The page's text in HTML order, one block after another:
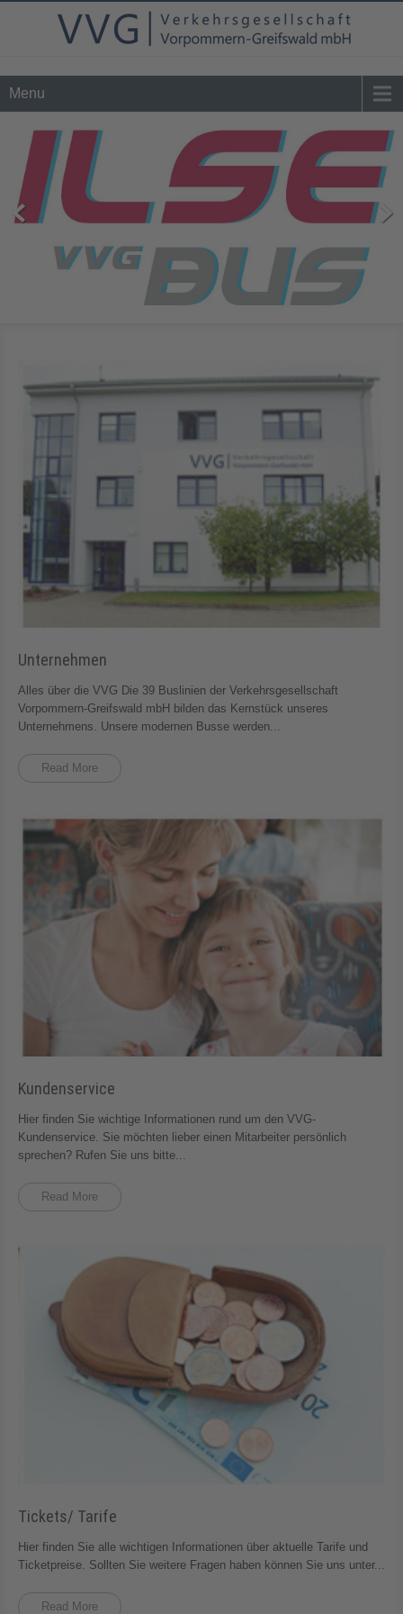
Tel. 0 39 76 - 24 02 - 0info@vvg-bus.de
Menu
Unternehmen
Alles über die VVG Die 39 Buslinien der Verkehrsgesellschaft
Vorpommern-Greifswald mbH bilden das Kernstück unseres
Unternehmens. Unsere modernen Busse werden...
Read More
Kundenservice
Hier finden Sie wichtige Informationen rund um den VVG-
Kundenservice. Sie möchten lieber einen Mitarbeiter persönlich
sprechen? Rufen Sie uns bitte...
Read More
Tickets/ Tarife
Hier finden Sie alle wichtigen Informationen über aktuelle Tarife und
Ticketpreise. Sollten Sie weitere Fragen haben können Sie uns unter...
Read More